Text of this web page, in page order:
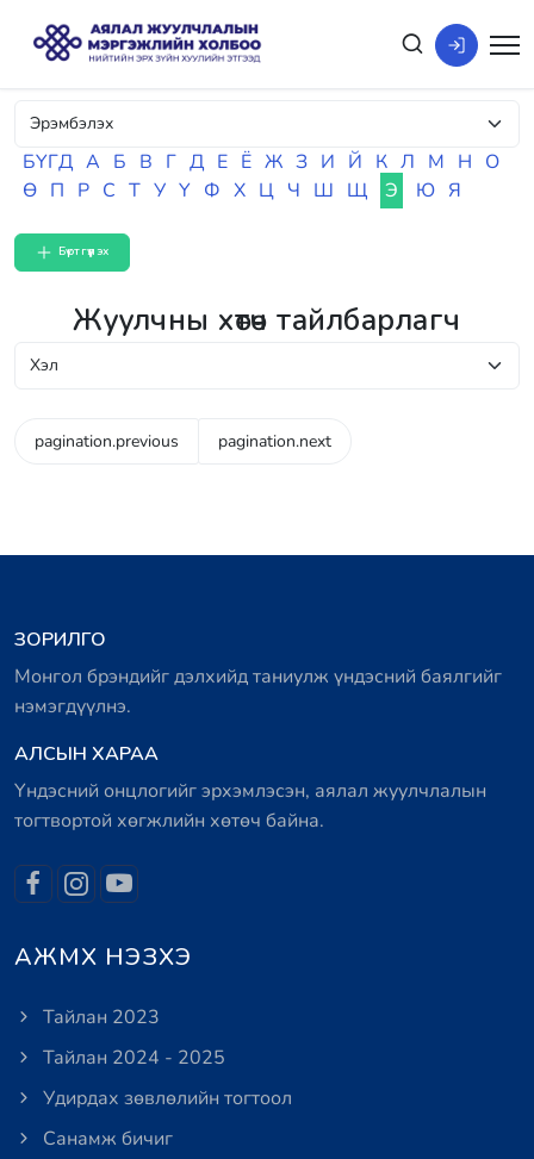
БҮГД А Б В Г Д Е Ё Ж З И Й К Л М Н О
Ө П Р С Т У Ү Ф Х Ц Ч Ш Щ Э Ю Я
Бүртгүүлэх
Жуулчны хөтөч тайлбарлагч
pagination.previous pagination.next
ЗОРИЛГО
Монгол брэндийг дэлхийд таниулж үндэсний баялгийг
нэмэгдүүлнэ.
АЛСЫН ХАРАА
Үндэсний онцлогийг эрхэмлэсэн, аялал жуулчлалын
тогтвортой хөгжлийн хөтөч байна.
АЖМХ НЭЗХЭ
Тайлан 2023
Тайлан 2024 - 2025
Удирдах зөвлөлийн тогтоол
Санамж бичиг